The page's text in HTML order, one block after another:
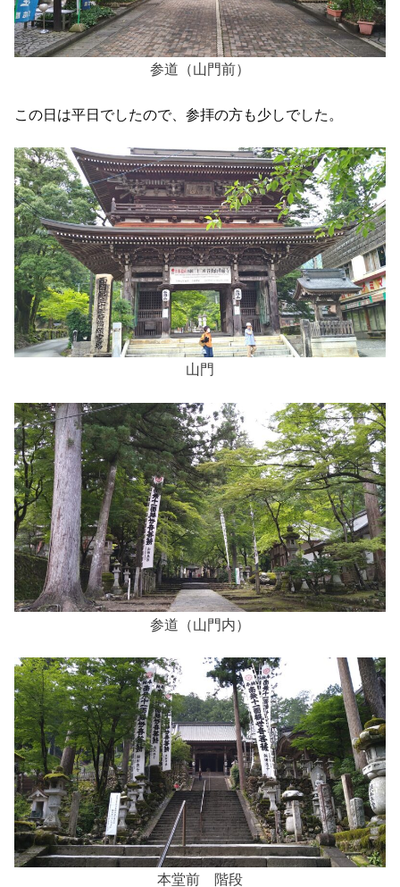
参道（山門前）
この日は平日でしたので、参拝の方も少しでした。
山門
参道（山門内）
本堂前 階段